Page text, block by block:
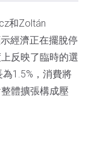
和Zoltán
經濟正在擺脫停
反映了臨時的選
1.5%，消費將
體擴張構成壓